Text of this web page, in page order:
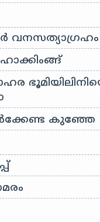
വനസത്യാഗ്രഹം
കുഞ്ഞേ